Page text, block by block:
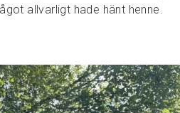
allvarligt hade hänt henne.